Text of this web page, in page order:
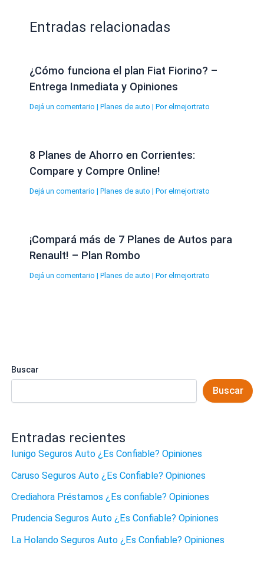
Entradas relacionadas
¿Cómo funciona el plan Fiat Fiorino? –
Entrega Inmediata y Opiniones
Dejá un comentario | Planes de auto | Por elmejortrato
8 Planes de Ahorro en Corrientes:
Compare y Compre Online!
Dejá un comentario | Planes de auto | Por elmejortrato
¡Compará más de 7 Planes de Autos para
Renault! – Plan Rombo
Dejá un comentario | Planes de auto | Por elmejortrato
Buscar
Buscar
Entradas recientes
Iunigo Seguros Auto ¿Es Confiable? Opiniones
Caruso Seguros Auto ¿Es Confiable? Opiniones
Crediahora Préstamos ¿Es confiable? Opiniones
Prudencia Seguros Auto ¿Es Confiable? Opiniones
La Holando Seguros Auto ¿Es Confiable? Opiniones